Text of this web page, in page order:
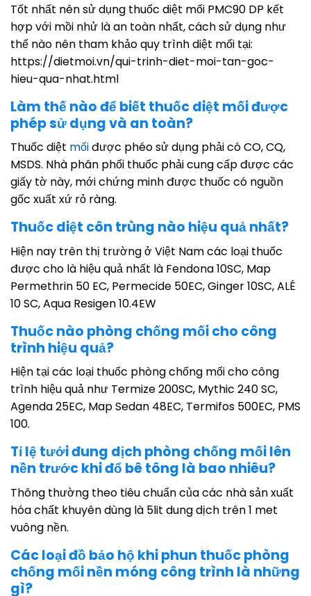
Tốt nhất nên sử dụng thuốc diệt mối PMC90 DP kết
hợp với mồi nhử là an toàn nhất, cách sử dụng như
thế nào nên tham khảo quy trình diệt mối tại:
https://dietmoi.vn/qui-trinh-diet-moi-tan-goc-
hieu-qua-nhat.html
Làm thế nào để biết thuốc diệt mối được
phép sử dụng và an toàn?
Thuốc diệt mốiđược phéo sử dụng phải có CO, CQ,
MSDS. Nhà phân phối thuốc phải cung cấp được các
giấy tờ này, mới chứng minh được thuốc có nguồn
gốc xuất xứ rỏ ràng.
Thuốc diệt côn trùng nào hiệu quả nhất?
Hiện nay trên thị trường ở Việt Nam các loại thuốc
được cho là hiệu quả nhất là Fendona 10SC, Map
Permethrin 50 EC, Permecide 50EC, Ginger 10SC, ALÉ
10 SC, Aqua Resigen 10.4EW
Thuốc nào phòng chống mối cho công
trình hiệu quả?
Hiện tại các loại thuốc phòng chống mối cho công
trình hiệu quả như Termize 200SC, Mythic 240 SC,
Agenda 25EC, Map Sedan 48EC, Termifos 500EC, PMS
100.
Tỉ lệ tưới đung dịch phòng chống mối lên
nền trước khi đổ bê tông là bao nhiêu?
Thông thường theo tiêu chuẩn của các nhà sản xuất
hóa chất khuyên dùng là 5lit dung dịch trên 1 met
vuông nền.
Các loại đồ bảo hộ khi phun thuốc phòng
chống mối nền móng công trình là những
gì?